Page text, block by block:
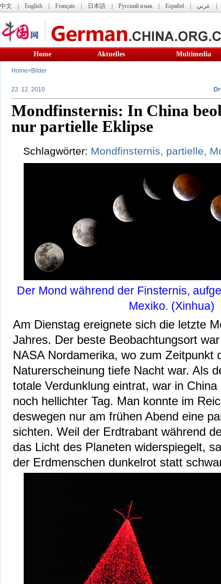
中文 English Français 日本語 Русский язык Español عربي
Home Aktuelles Multimedia
Home>Bilder
22. 12. 2010
Mondfinsternis: In China
nur partielle Eklipse
Schlagwörter: Mondfinsternis, partielle,
Der Mond während der Finsternis,
Mexiko. (Xinhua)
Am Dienstag ereignete sich die letzte
Jahres. Der beste Beobachtungsort
NASA Nordamerika, wo zum Zeitpunkt
Naturerscheinung tiefe Nacht war. Als
totale Verdunklung eintrat, war in
noch hellichter Tag. Man konnte im
deswegen nur am frühen Abend eine
sichten. Weil der Erdtrabant während
das Licht des Planeten widerspiegelt,
der Erdmenschen dunkelrot statt